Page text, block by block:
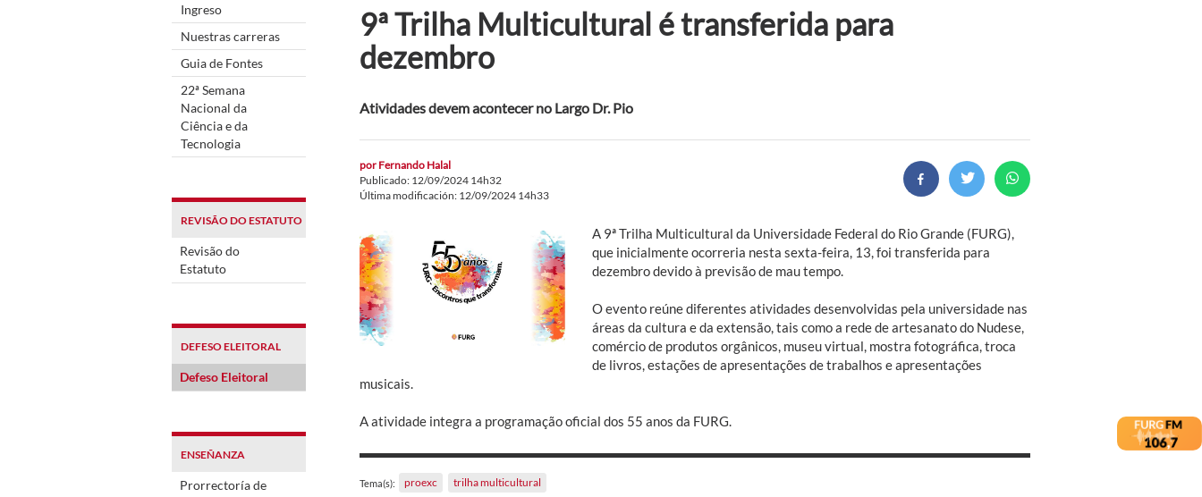
Ingreso
Nuestras carreras
Guia de Fontes
22ª Semana
Nacional da
Ciência e da
Tecnologia
REVISÃO DO ESTATUTO
Revisão do
Estatuto
DEFESO ELEITORAL
Defeso Eleitoral
ENSEÑANZA
Prorrectoría de
9ª Trilha Multicultural é transferida para
dezembro
Atividades devem acontecer no Largo Dr. Pio
por Fernando Halal
Publicado: 12/09/2024 14h32
Última modificación: 12/09/2024 14h33
A 9ª Trilha Multicultural da Universidade Federal do Rio Grande (FURG),
que inicialmente ocorreria nesta sexta-feira, 13, foi transferida para
dezembro devido à previsão de mau tempo.
O evento reúne diferentes atividades desenvolvidas pela universidade nas
áreas da cultura e da extensão, tais como a rede de artesanato do Nudese,
comércio de produtos orgânicos, museu virtual, mostra fotográfica, troca
de livros, estações de apresentações de trabalhos e apresentações
musicais.
A atividade integra a programação oficial dos 55 anos da FURG.
Tema(s): proexc trilha multicultural